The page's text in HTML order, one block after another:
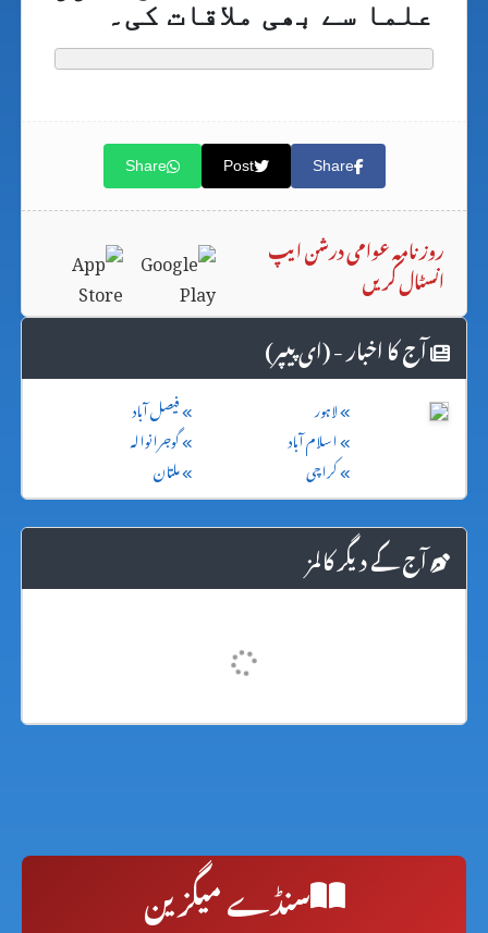
علما سے بھی ملاقات کی۔
Share
Post
Share
روزنامہ عوامی درشن ایپ
انسٹال کریں
آج کا اخبار - (ای پیپر)
لاہور
فیصل آباد
اسلام آباد
گوجرانوالہ
کراچی
ملتان
آج کے دیگر کالمز
سنڈے میگزین